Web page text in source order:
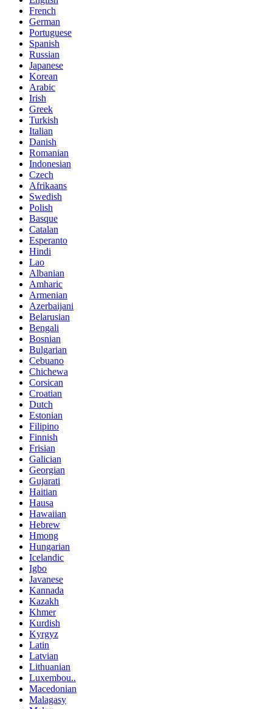
French
German
Portuguese
Spanish
Russian
Japanese
Korean
Arabic
Irish
Greek
Turkish
Italian
Danish
Romanian
Indonesian
Czech
Afrikaans
Swedish
Polish
Basque
Catalan
Esperanto
Hindi
Lao
Albanian
Amharic
Armenian
Azerbaijani
Belarusian
Bengali
Bosnian
Bulgarian
Cebuano
Chichewa
Corsican
Croatian
Dutch
Estonian
Filipino
Finnish
Frisian
Galician
Georgian
Gujarati
Haitian
Hausa
Hawaiian
Hebrew
Hmong
Hungarian
Icelandic
Igbo
Javanese
Kannada
Kazakh
Khmer
Kurdish
Kyrgyz
Latin
Latvian
Lithuanian
Luxembou..
Macedonian
Malagasy